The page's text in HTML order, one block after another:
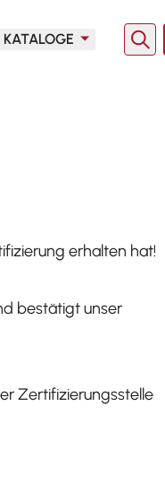
KATALOGE
erhalten hat!
bestätigt unser
Zertifizierungsstelle